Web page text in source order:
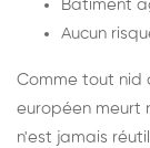
Bâtiment
Aucun
Comme tout nid
européen meurt
n'est jamais